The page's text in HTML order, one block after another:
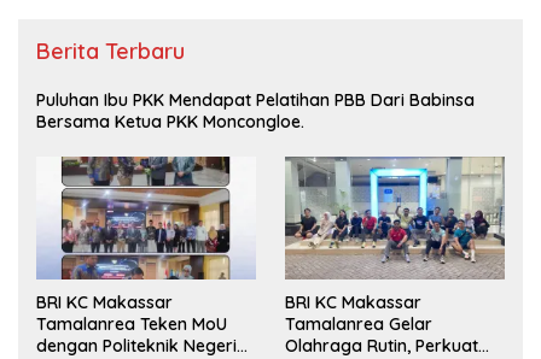
Berita Terbaru
Puluhan Ibu PKK Mendapat Pelatihan PBB Dari Babinsa
Bersama Ketua PKK Moncongloe.
BRI KC Makassar
Tamalanrea Teken MoU
dengan Politeknik Negeri
BRI KC Makassar
Tamalanrea Gelar
Olahraga Rutin, Perkuat